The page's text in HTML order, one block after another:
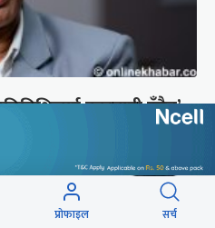
कारबाही हुँदैन’
प्रोफाइल सर्च